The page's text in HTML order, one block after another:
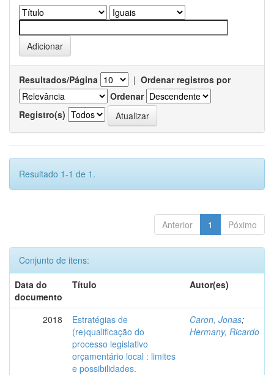
Resultados/Página | Ordenar registros por
Ordenar
Registro(s)
Resultado 1-1 de 1.
Anterior 1 Póximo
Conjunto de itens:
Data do
documento
Título Autor(es)
2018
Estratégias de
(re)qualificação do
processo legislativo
orçamentário local : limites
e possibilidades.
Caron, Jonas;
Hermany, Ricardo